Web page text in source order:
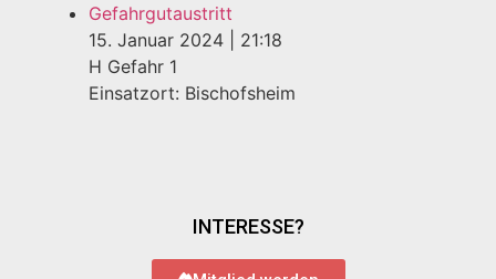
Gefahrgutaustritt
15. Januar 2024
21:18
H Gefahr 1
Einsatzort: Bischofsheim
INTERESSE?